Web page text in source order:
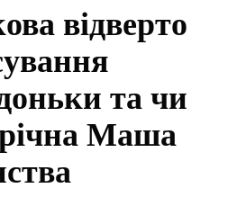
відверто
та чи
Маша